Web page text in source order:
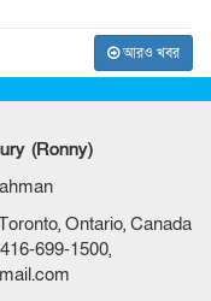
আরও খবর
(Ronny)
Ontario, Canada
699-1500,